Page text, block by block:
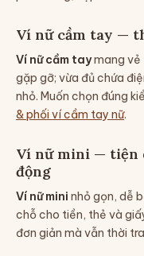
Ví nữ cầm tay —
Ví nữ cầm taymang vẻ
gặp gỡ; vừa đủ chứa
nhỏ. Muốn chọn đúng
& phối ví cầm tay nữ.
Ví nữ mini — tiện
động
Ví nữ mini nhỏ gọn, dễ
chỗ cho tiền, thẻ và
đơn giản mà vẫn thời